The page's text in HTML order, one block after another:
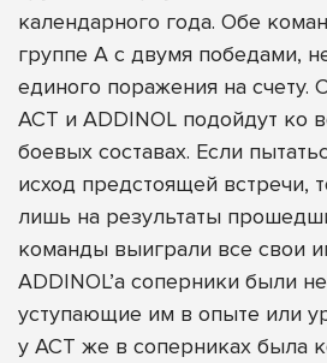
календарного года. Обе
группе А с двумя победами,
единого поражения на счету.
АСТ и ADDINOL подойдут ко
боевых составах. Если
исход предстоящей встречи,
лишь на результаты
команды выиграли все свои
ADDINOL’а соперники были
уступающие им в опыте или
у АСТ же в соперниках была